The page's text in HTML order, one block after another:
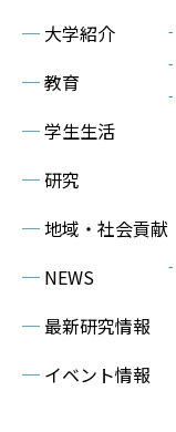
─ 大学紹介
─教育
─学生生活
─研究
─地域・社会貢献
─ NEWS
─ 最新研究情報
─ イベント情報
-
-
-
-